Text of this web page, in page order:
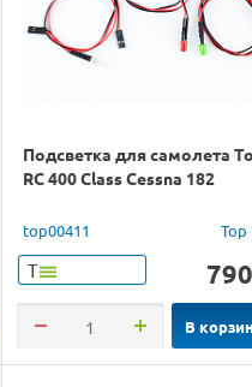
Подсветка для самолета
RC 400 Class Cessna 182
top00411 Top
Т 790
В